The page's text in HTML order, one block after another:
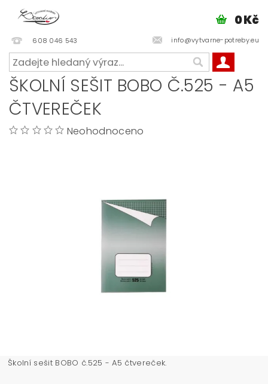
608 046 543 info@vytvarne-potreby.eu
0 Kč
ŠKOLNÍ SEŠIT BOBO Č.525 - A5
ČTVEREČEK
Neohodnoceno
Školní sešit BOBO č.525 - A5 čtvereček.